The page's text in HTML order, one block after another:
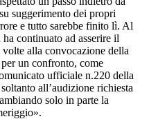
suggerimento dei propri
e tutto sarebbe finito lì. Al
continuato ad asserire il
alla convocazione della
un confronto, come
ufficiale n.220 della
all’audizione richiesta
solo in parte la